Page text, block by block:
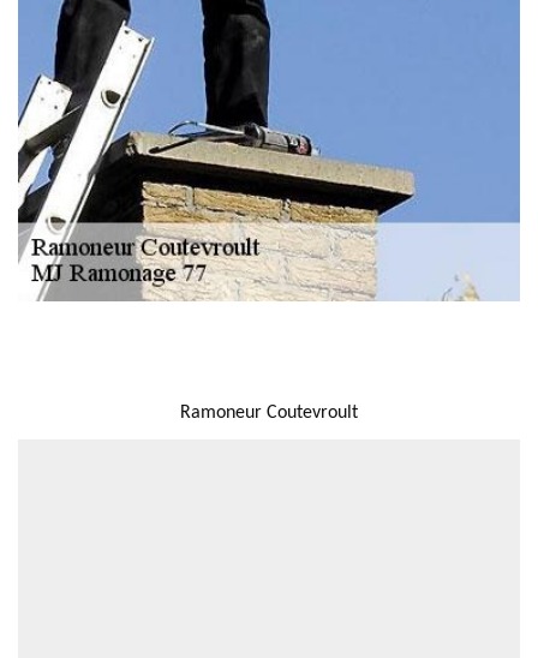
Ramoneur Coutevroult